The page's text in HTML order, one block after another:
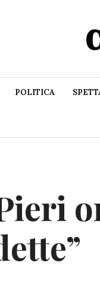
POLITICA